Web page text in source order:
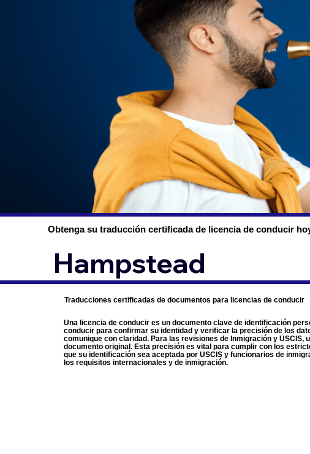
Obtenga su traducción certificada de licencia de conducir
Hampstead
Una licencia de conducir es un documento clave de identificación
conducir para confirmar su identidad y verificar la precisión de los
comunique con claridad. Para las revisiones de Inmigración y
documento original. Esta precisión es vital para cumplir con los
que su identificación sea aceptada por USCIS y funcionarios de
los requisitos internacionales y de inmigración.
Traducciones certificadas de documentos para licencias de conducir